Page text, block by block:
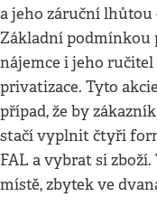
a jeho záruční lhůtou
Základní podmínkou
nájemce i jeho
privatizace. Tyto
případ, že by
stačí vyplnit čtyři
FAL a vybrat si
místě, zbytek ve